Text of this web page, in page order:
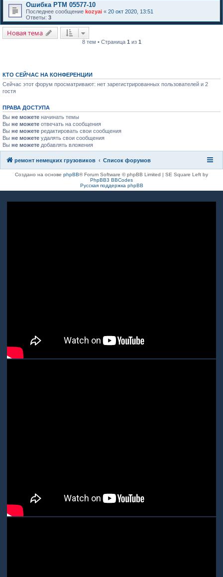
Ошибка PTM 05577-10
Последнее сообщение kozyai « 20 окт 2020, 13:51
Ответы: 3
Новая тема
8 тем • Страница 1 из 1
КТО СЕЙЧАС НА КОНФЕРЕНЦИИ
Сейчас этот форум просматривают: нет зарегистрированных пользователей и 2
гостя
ПРАВА ДОСТУПА
Вы не можете начинать темы
Вы не можете отвечать на сообщения
Вы не можете редактировать свои сообщения
Вы не можете удалять свои сообщения
Вы не можете добавлять вложения
ремонт немецких грузовиков Список форумов
Создано на основе phpBB® Forum Software © phpBB Limited | SE Square Left by
PhpBB3 BBCodes
Русская поддержка phpBB